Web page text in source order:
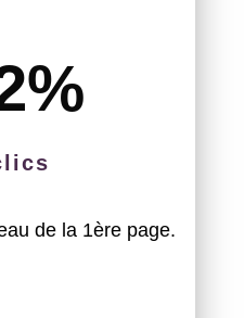
%
de la 1ère page.